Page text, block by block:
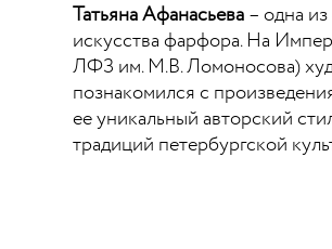
Татьяна Афанасьева– одна
искусства фарфора. На
ЛФЗ им. М.В. Ломоносова)
познакомился с
ее уникальный авторский
традиций петербургской